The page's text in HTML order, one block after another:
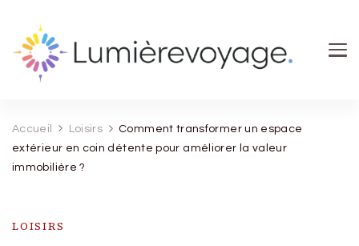
Accueil Loisirs
Comment transformer un espace
extérieur en coin détente pour améliorer la valeur
immobilière ?
LOISIRS